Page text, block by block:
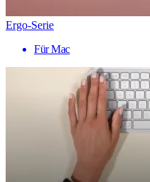
Ergo-Serie
Für Mac